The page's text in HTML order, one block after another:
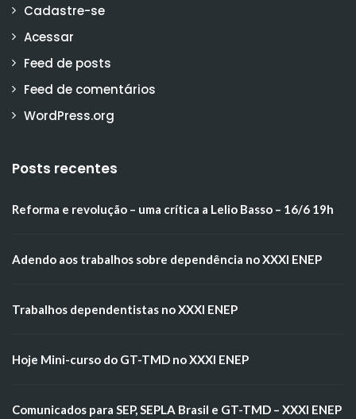
Cadastre-se
Acessar
Feed de posts
Feed de comentários
WordPress.org
Posts recentes
Reforma e revolução – uma crítica a Lelio Basso – 16/6 19h
Adendo aos trabalhos sobre dependência no XXXI ENEP
Trabalhos dependentistas no XXXI ENEP
Hoje Mini-curso do GT-TMD no XXXI ENEP
Comunicados para SEP, SEPLA Brasil e GT-TMD – XXXI ENEP